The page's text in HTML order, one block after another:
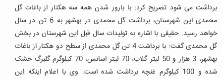
برداشت می شود تصریح کرد: با بارور شدن همه سه هکتار از باغات گل
محمدی این شهرستان، برداشت گل محمدی در بهشهر به 6 تن در سال
خواهد رسید. حقیقی با اشاره به تولیدات سال قبل این شهرستان در بخش
گل محمدی گفت: با برداشت 4 تن گل محمدی از سطح دو هکتار از باغات
بهشهر، 3 هزار و 50 لیتر گلاب، 70 لیتر اسانس، 70 کیلوگرم گلبرگ خشک
شده و 100 کیلوگرم غنچه برداشت شده است. وی با اعلام اینکه این